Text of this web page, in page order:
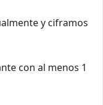
y ciframos
con al menos 1